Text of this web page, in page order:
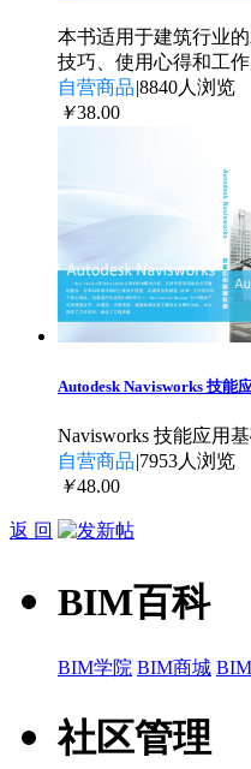
本书适用于建筑行业
技巧、使用心得和工
自营商品|8840人浏览
￥38.00
Autodesk Navisworks 技能
Navisworks 技能应用
自营商品|7953人浏览
￥48.00
返 回
BIM百科
BIM学院 BIM商城
社区管理